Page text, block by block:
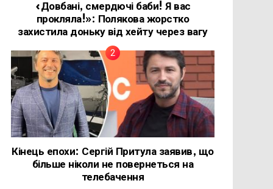
«Довбані, смердючі баби! Я вас
прокляла!»: Полякова жорстко
захистила доньку від хейту через вагу
Кінець епохи: Сергій Притула заявив, що
більше ніколи не повернеться на
телебачення